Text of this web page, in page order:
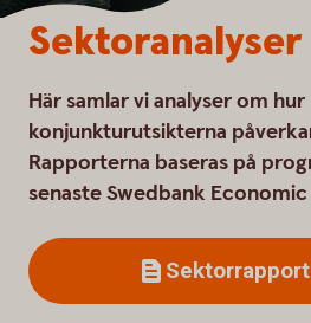
Sektoranalyser
Här samlar vi analyser om hur
konjunkturutsikterna
Rapporterna baseras på
senaste Swedbank